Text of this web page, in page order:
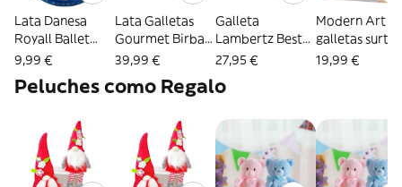
Lata Danesa
Royall Ballet
454 grs
9,99 €
Lata Galletas
Gourmet Birba
500 grs
39,99 €
Galleta
Lambertz Best
Selection Lata
27,95 €
Modern Art
galletas
estuche 500
19,99 €
Peluches como Regalo